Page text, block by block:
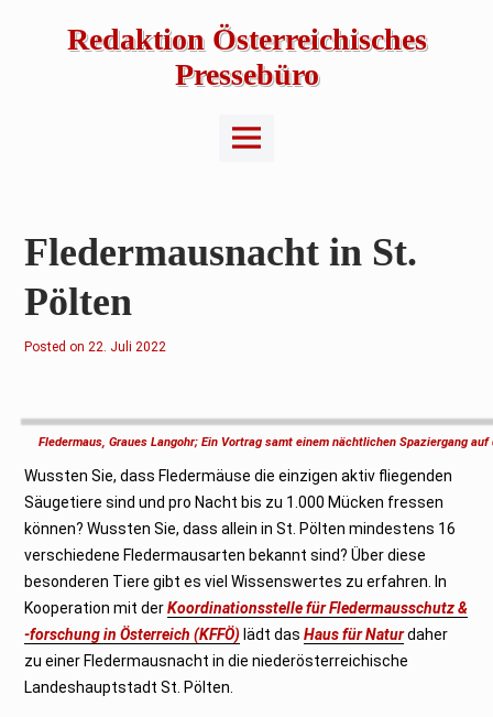
Redaktion Österreichisches
Pressebüro
Main
Menu
Fledermausnacht in St.
Pölten
Posted on2
l
2
2
22. Juli 2022
Fledermaus, Graues Langohr; Ein Vortrag samt einem nächtlichen Spaziergang
Wussten Sie, dass Fledermäuse die einzigen aktiv fliegenden
Säugetiere sind und pro Nacht bis zu 1.000 Mücken fressen
können? Wussten Sie, dass allein in St. Pölten mindestens 16
verschiedene Fledermausarten bekannt sind? Über diese
besonderen Tiere gibt es viel Wissenswertes zu erfahren. In
Kooperation mit derKoordinationsstelle für Fledermausschutz &
-forschung in Österreich (KFFÖ) lädt dasHaus für Naturdaher
zu einer Fledermausnacht in die niederösterreichische
Landeshauptstadt St. Pölten.